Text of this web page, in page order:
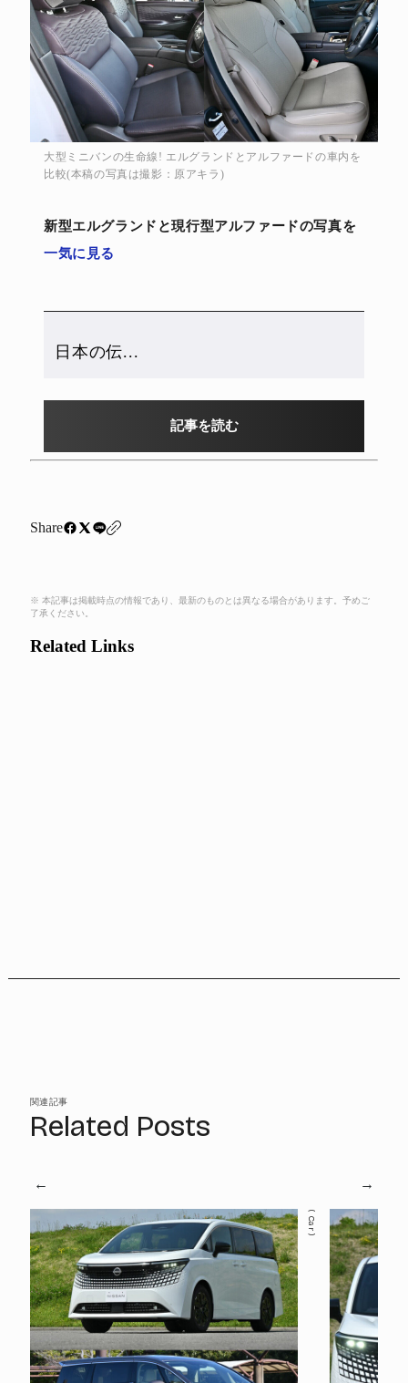
大型ミニバンの生命線! エルグランドとアルファードの車内を
比較(本稿の写真は撮影：原アキラ)
新型エルグランドと現行型アルファードの写真を
一気に見る
日本の伝...
記事を読む
Share
※ 本記事は掲載時点の情報であり、最新のものとは異なる場合があります。予めご
了承ください。
Related Links
関連記事
Related Posts
Car